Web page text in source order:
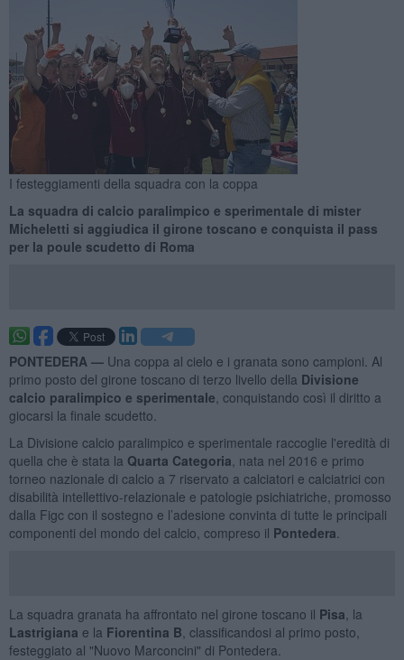
I festeggiamenti della squadra con la coppa
La squadra di calcio paralimpico e sperimentale di mister
Micheletti si aggiudica il girone toscano e conquista il pass
per la poule scudetto di Roma
PONTEDERA — Una coppa al cielo e i granata sono campioni. Al
primo posto del girone toscano di terzo livello della Divisione
calcio paralimpico e sperimentale , conquistando così il diritto a
giocarsi la finale scudetto.
La Divisione calcio paralimpico e sperimentale raccoglie l'eredità di
quella che è stata la Quarta Categoria , nata nel 2016 e primo
torneo nazionale di calcio a 7 riservato a calciatori e calciatrici con
disabilità intellettivo-relazionale e patologie psichiatriche, promosso
dalla Figc con il sostegno e l’adesione convinta di tutte le principali
componenti del mondo del calcio, compreso il Pontedera
La squadra granata ha affrontato nel girone toscano il Pisa , la
Lastrigiana e la Fiorentina B , classificandosi al primo posto,
festeggiato al "Nuovo Marconcini" di Pontedera.